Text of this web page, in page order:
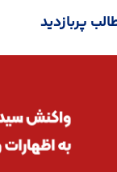
پربازدید